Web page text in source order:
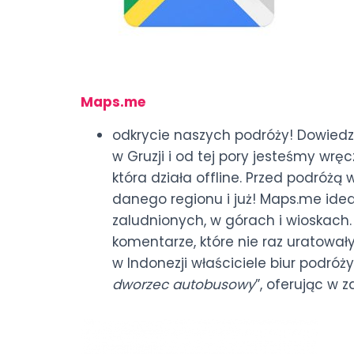
Maps.me
odkrycie naszych podróży!
w Gruzji i od tej pory jesteśmy
która działa offline. Przed
danego regionu i już! Maps.me
zaludnionych, w górach i
komentarze, które nie raz
w Indonezji właściciele biur
dworzec autobusowy”, oferując w